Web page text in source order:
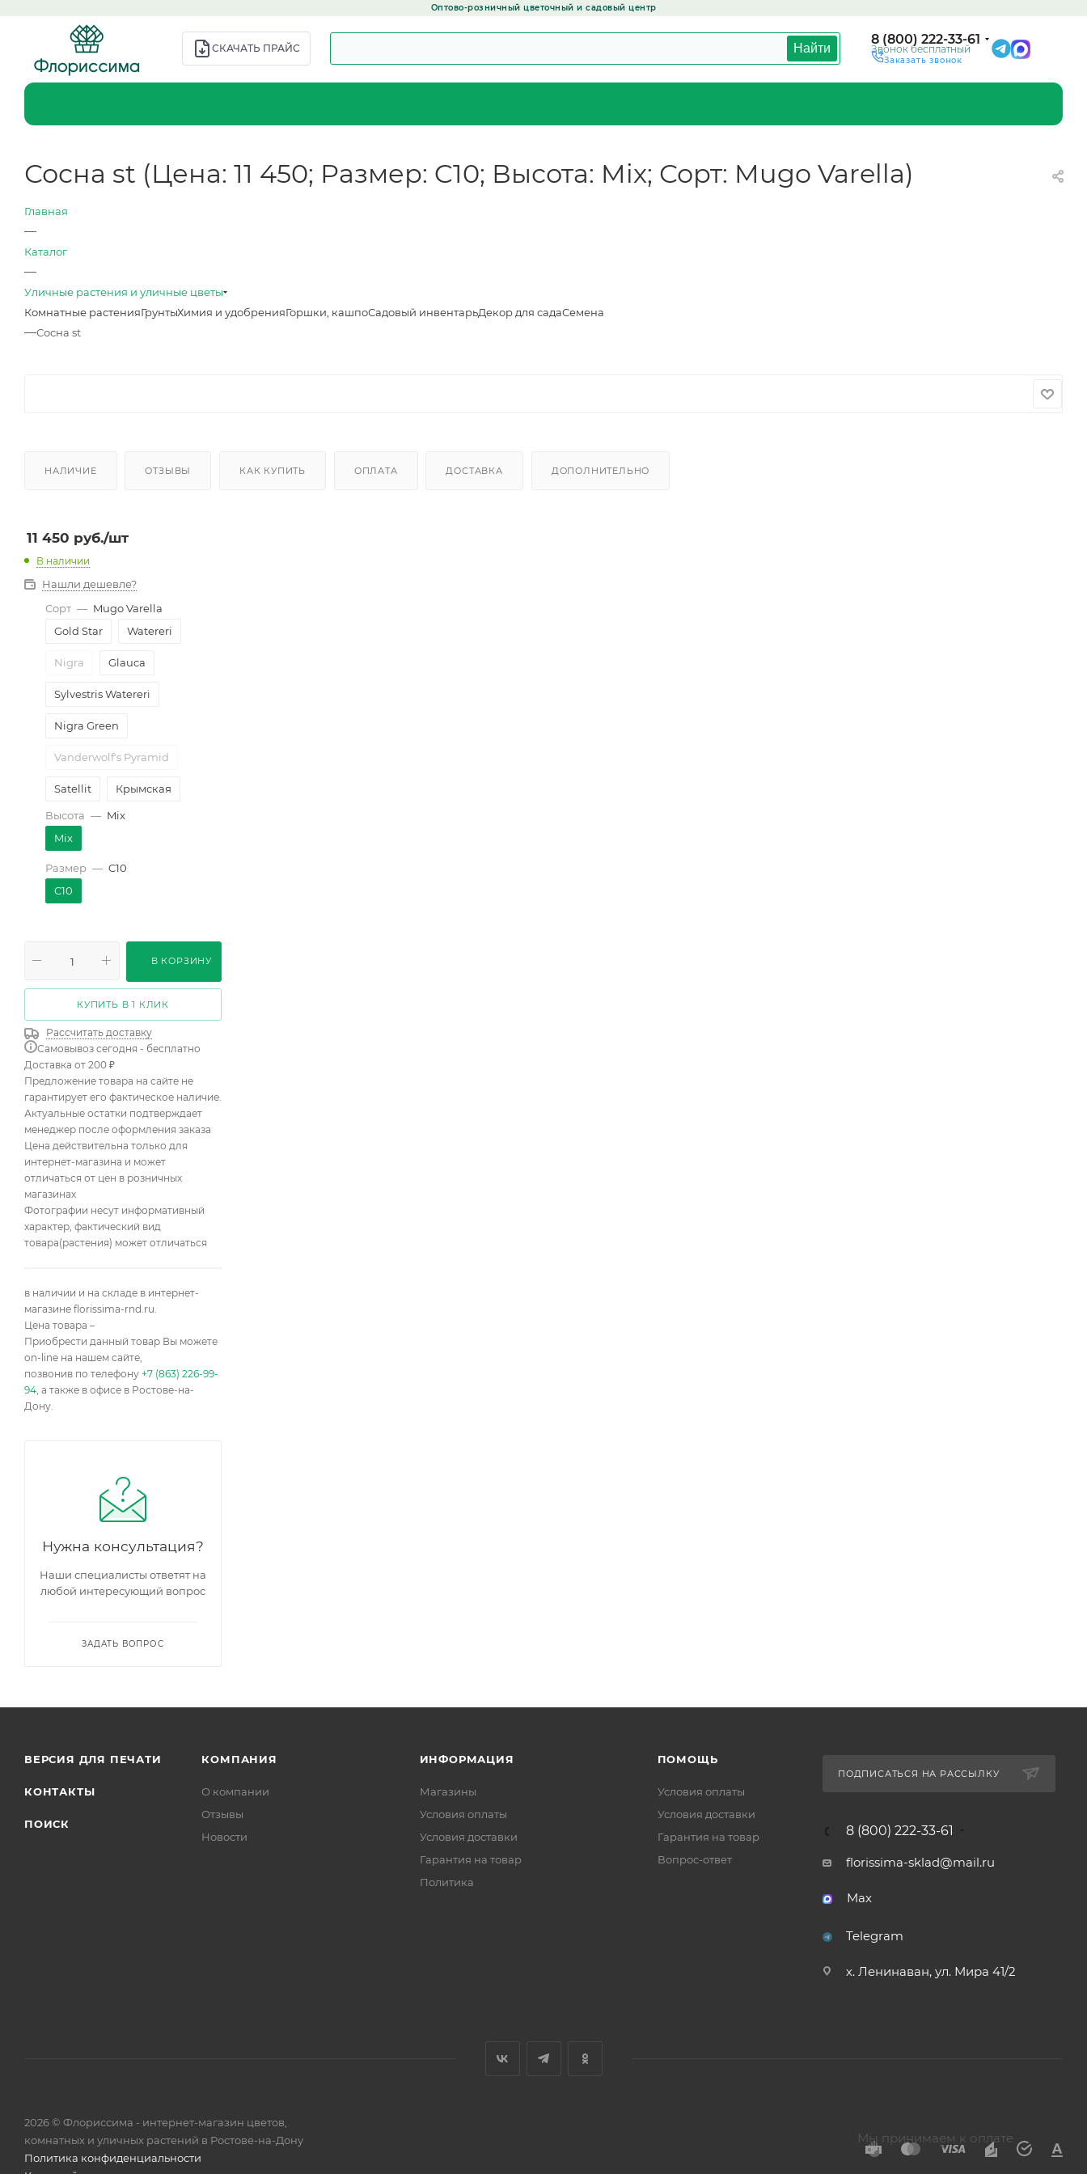
Оптово-розничный цветочный и садовый центр
СКАЧАТЬ ПРАЙС Найти
8 (800) 222-33-61
Звонок бесплатный
Заказать звонок
Сосна st (Цена: 11 450; Размер: C10; Высота: Mix; Сорт: Mugo Varella)
Главная
—
Каталог
—
Уличные растения и уличные цветы
Комнатные растенияГрунтыХимия и удобренияГоршки, кашпоСадовый инвентарьДекор для садаСемена
—Сосна st
НАЛИЧИЕ ОТЗЫВЫ КАК КУПИТЬ ОПЛАТА ДОСТАВКА ДОПОЛНИТЕЛЬНО
11 450 руб./шт
В наличии
Нашли дешевле?
Сорт — Mugo Varella
Gold Star
Watereri
Nigra Glauca
Sylvestris Watereri
Nigra Green
Vanderwolf's Pyramid
Satellit Крымская
Klostergrun
Heideperle
Fastigiata
Spielberg
Oculus-draconis
Malinki
Globosa Viridis
Carstens Wintergold
Mugo Benjamin
Mugo Varella
nigra hornibrookiana
mugo Allgäu
mugo Columnaris
Dolce Dorme
Candlelight
Алиса Веркаде
Ватерери Richard
Высота — Mix
Mix
Размер — C10
C10
В КОРЗИНУ
КУПИТЬ В 1 КЛИК
Рассчитать доставку
Самовывоз сегодня - бесплатно
Доставка от 200 ₽
Предложение товара на сайте не
гарантирует его фактическое наличие.
Актуальные остатки подтверждает
менеджер после оформления заказа
Цена действительна только для
интернет-магазина и может
отличаться от цен в розничных
магазинах
Фотографии несут информативный
характер, фактический вид
товара(растения) может отличаться
в наличии и на складе в интернет-
магазине florissima-rnd.ru.
Цена товара –
Приобрести данный товар Вы можете
on-line на нашем сайте,
позвонив по телефону +7 (863) 226-99-
94 , а также в офисе в Ростове-на-
Дону.
Нужна консультация?
Наши специалисты ответят на
любой интересующий вопрос
ЗАДАТЬ ВОПРОС
ВЕРСИЯ ДЛЯ ПЕЧАТИ
КОНТАКТЫ
ПОИСК
КОМПАНИЯ
О компании
Отзывы
Новости
ИНФОРМАЦИЯ
Магазины
Условия оплаты
Условия доставки
Гарантия на товар
Политика
ПОМОЩЬ
Условия оплаты
Условия доставки
Гарантия на товар
Вопрос-ответ
ПОДПИСАТЬСЯ НА РАССЫЛКУ
8 (800) 222-33-61
florissima-sklad@mail.ru
Max
Telegram
х. Ленинаван, ул. Мира 41/2
2026 © Флориссима - интернет-магазин цветов,
комнатных и уличных растений в Ростове-на-Дону
Политика конфиденциальности
Мы принимаем к оплате